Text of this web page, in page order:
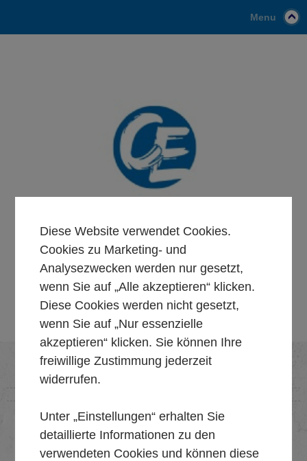
Menu
Diese Website verwendet Cookies.
Cookies zu Marketing- und
Analysezwecken werden nur gesetzt,
wenn Sie auf „Alle akzeptieren“ klicken.
Diese Cookies werden nicht gesetzt,
wenn Sie auf „Nur essenzielle
akzeptieren“ klicken. Sie können Ihre
freiwillige Zustimmung jederzeit
widerrufen.
Unter „Einstellungen“ erhalten Sie
detaillierte Informationen zu den
verwendeten Cookies und können diese